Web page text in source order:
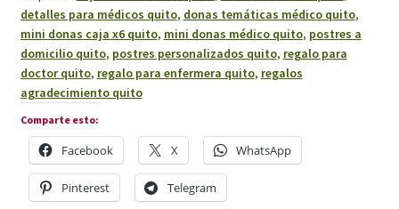
detalles para médicos quito, donas temáticas médico quito,
mini donas caja x6 quito, mini donas médico quito, postres a
domicilio quito, postres personalizados quito, regalo para
doctor quito, regalo para enfermera quito, regalos
agradecimiento quito
Comparte esto:
Facebook X WhatsApp
Pinterest Telegram